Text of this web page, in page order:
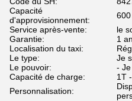
Capacité
d'approvisionnement:
Service après-vente:
le
Garantie:
1
Localisation du taxi:
Le type:
Je
Le pouvoir:
- Je
Capacité de charge:
1T
Personnalisation: